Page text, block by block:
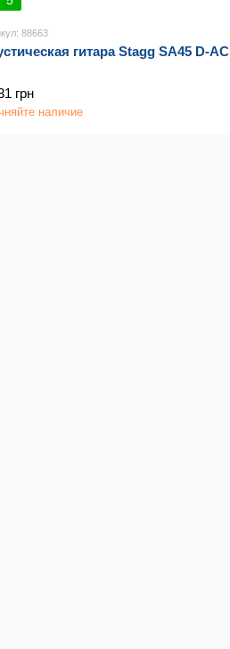
88663
гитара Stagg SA45 D-AC
грн
наличие